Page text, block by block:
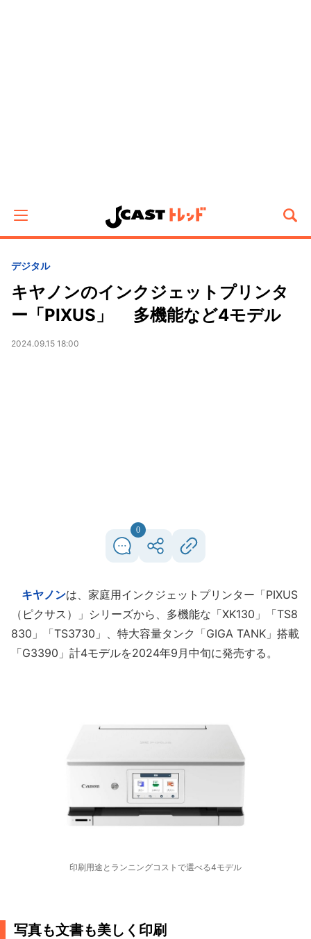
デジタル
キヤノンのインクジェットプリンタ
ー「PIXUS」 多機能など4モデル
2024.09.15 18:00
0
キヤノンは、家庭用インクジェットプリンター「PIXUS
（ピクサス）」シリーズから、多機能な「XK130」「TS8
830」「TS3730」、特大容量タンク「GIGA TANK」搭載
「G3390」計4モデルを2024年9月中旬に発売する。
印刷用途とランニングコストで選べる4モデル
写真も文書も美しく印刷